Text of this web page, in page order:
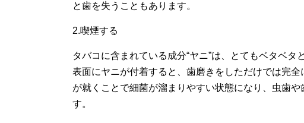
と歯を失うこともあります。
2.喫煙する
タバコに含まれている成分“ヤニ”は、とてもベタベ
表面にヤニが付着すると、歯磨きをしただけでは完
が就くことで細菌が溜まりやすい状態になり、虫歯
す。